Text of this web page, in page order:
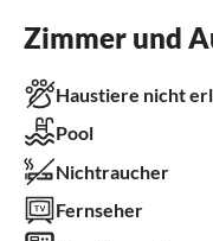
Zimmer und
Haustiere nicht
Pool
Nichtraucher
Fernseher